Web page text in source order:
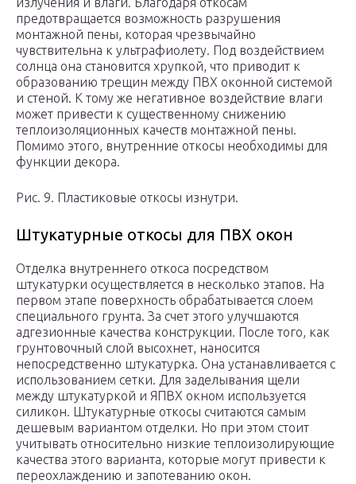
предотвращается возможность разрушения
монтажной пены, которая чрезвычайно
чувствительна к ультрафиолету. Под воздействием
солнца она становится хрупкой, что приводит к
образованию трещин между ПВХ оконной системой
и стеной. К тому же негативное воздействие влаги
может привести к существенному снижению
теплоизоляционных качеств монтажной пены.
Помимо этого, внутренние откосы необходимы для
функции декора.
Рис. 9. Пластиковые откосы изнутри.
Штукатурные откосы для ПВХ окон
Отделка внутреннего откоса посредством
штукатурки осуществляется в несколько этапов. На
первом этапе поверхность обрабатывается слоем
специального грунта. За счет этого улучшаются
адгезионные качества конструкции. После того, как
грунтовочный слой высохнет, наносится
непосредственно штукатурка. Она устанавливается с
использованием сетки. Для заделывания щели
между штукатуркой и ЯПВХ окном используется
силикон. Штукатурные откосы считаются самым
дешевым вариантом отделки. Но при этом стоит
учитывать относительно низкие теплоизолирующие
качества этого варианта, которые могут привести к
переохлаждению и запотеванию окон.